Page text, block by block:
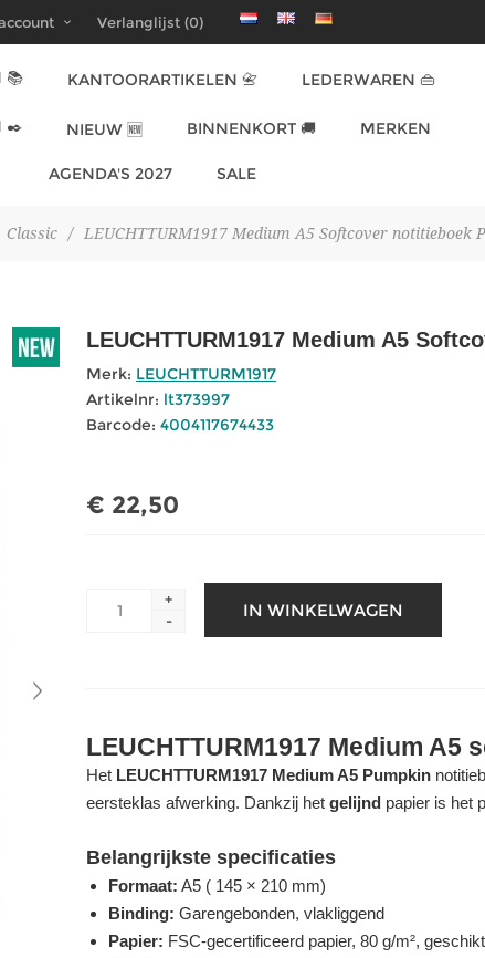
Verlanglijst (0)
📚 KANTOORARTIKELEN 📇 LEDERWAREN 👜
✒️ NIEUW 🆕 BINNENKORT 🚚 MERKEN
AGENDA'S 2027 SALE
Classic / LEUCHTTURM1917 Medium A5 Softcover notitieboek
LEUCHTTURM1917 Medium A5
Merk: LEUCHTTURM1917
Artikelnr: lt373997
Barcode: 4004117674433
€ 22,50
+
-
LEUCHTTURM1917 Medium A5
Het LEUCHTTURM1917 Medium A5 Pumpkin
eersteklas afwerking. Dankzij het gelijnd papier is het
Belangrijkste specificaties
Formaat: A5 ( 145 × 210 mm)
Binding: Garengebonden, vlakliggend
Papier: FSC-gecertificeerd papier, 80 g/m²,